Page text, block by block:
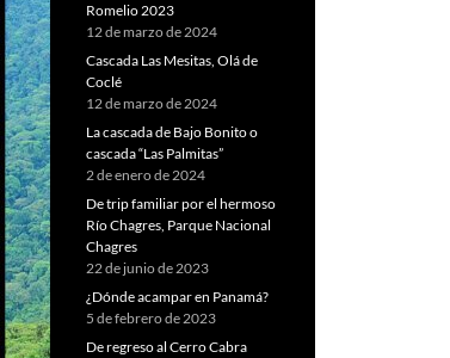
Romelio 2023
12 de marzo de 2024
Cascada Las Mesitas, Olá de
Coclé
12 de marzo de 2024
La cascada de Bajo Bonito o
cascada “Las Palmitas”
2 de enero de 2024
De trip familiar por el hermoso
Río Chagres, Parque Nacional
Chagres
22 de junio de 2023
¿Dónde acampar en Panamá?
5 de febrero de 2023
De regreso al Cerro Cabra